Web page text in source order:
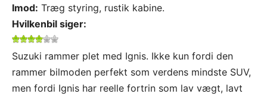
Imod: Træg styring, rustik kabine.
Hvilkenbil siger:
Suzuki rammer plet med Ignis. Ikke kun fordi den
rammer bilmoden perfekt som verdens mindste SUV,
men fordi Ignis har reelle fortrin som lav vægt, lavt